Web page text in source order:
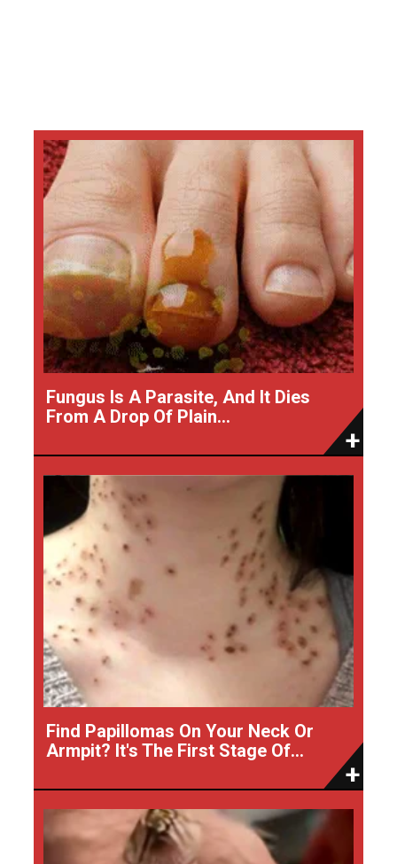
Fungus Is A Parasite, And It Dies
From A Drop Of Plain...
Find Papillomas On Your Neck Or
Armpit? It's The First Stage Of...